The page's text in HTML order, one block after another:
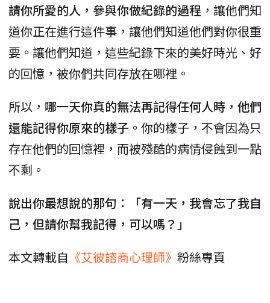
請你所愛的人，參與你做紀錄的過程 ，讓他們知
道你正在進行這件事，讓他們知道他們對你很重
要。讓他們知道，這些紀錄下來的美好時光、好
的回憶，被你們共同存放在哪裡。
所以， 哪一天你真的無法再記得任何人時，他們
還能記得你原來的樣子。 你的樣子，不會因為只
存在他們的回憶裡，而被殘酷的病情侵蝕到一點
不剩。
說出你最想說的那句：「有一天，我會忘了我自
己，但請你幫我記得，可以嗎？」
本文轉載自 《艾彼諮商心理師》 粉絲專頁